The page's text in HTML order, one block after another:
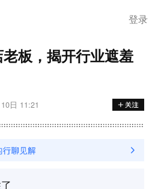
登录
板，揭开行业遮羞
日 11:21